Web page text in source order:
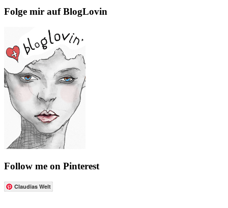
Folge mir auf BlogLovin
Follow me on Pinterest
Claudias Welt